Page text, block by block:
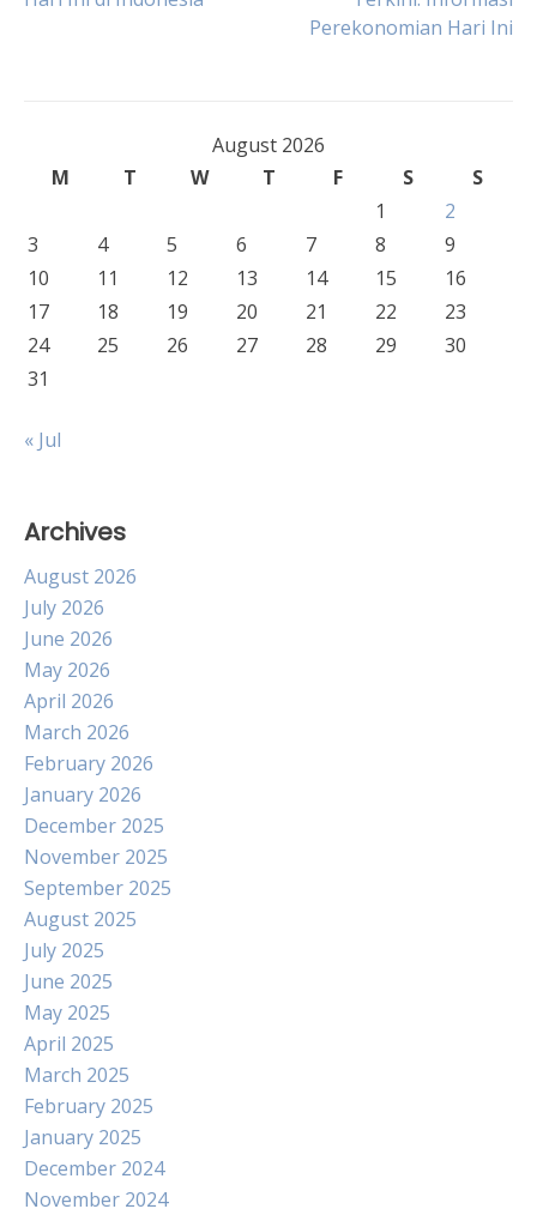
Perekonomian Hari Ini
August 2026
M
T W T F S
S
1
2
3
4 5 6 7 8
9
10
11 12 13 14 15
16
17
18 19 20 21 22
23
24
25 26 27 28 29
30
31
« Jul
Archives
August 2026
July 2026
June 2026
May 2026
April 2026
March 2026
February 2026
January 2026
December 2025
November 2025
September 2025
August 2025
July 2025
June 2025
May 2025
April 2025
March 2025
February 2025
January 2025
December 2024
November 2024